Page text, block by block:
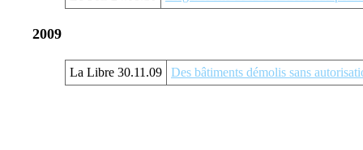
2009
La Libre 30.11.09 Des bâtiments démolis sans